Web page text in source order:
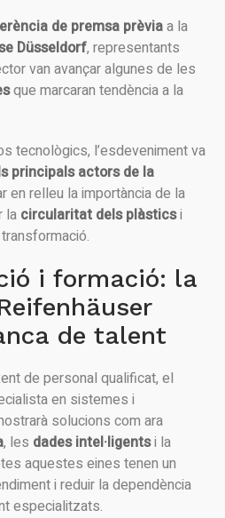
de premsa prèviaa la
Düsseldorf, representants
van avançar algunes de les
que marcaran tendència a la
tecnològics, l’esdeveniment va
principals actors de la
en relleu la importància de la
la circularitat dels plàsticsi
i formació: la
de talent
de personal qualificat, el
en sistemes i
solucions com ara
, les dades intel·ligentsi la
aquestes eines tenen un
i reduir la dependència
especialitzats.